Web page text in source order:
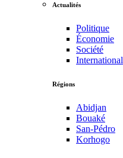
Actualités
Politique
Économie
Société
International
Régions
Abidjan
Bouaké
San-Pédro
Korhogo